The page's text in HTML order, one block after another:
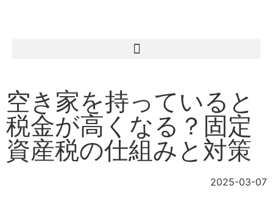
空き家を持っていると
税金が高くなる？固定
資産税の仕組みと対策
2025-03-07